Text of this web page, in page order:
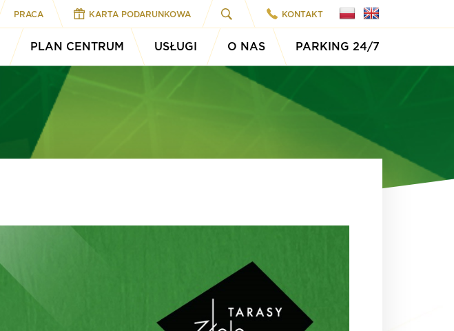
PRACA KARTA PODARUNKOWA KONTAKT
PLAN CENTRUM USŁUGI O NAS PARKING 24/7